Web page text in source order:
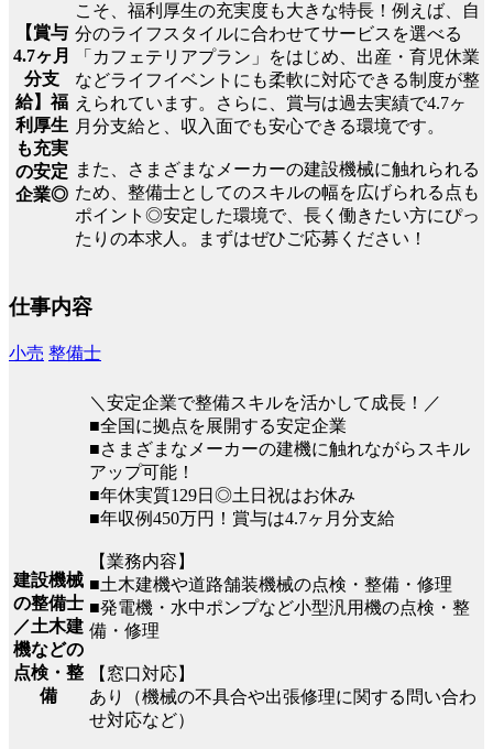
【賞与
4.7ヶ月
分支
給】福
利厚生
も充実
の安定
企業◎
こそ、福利厚生の充実度も大きな特長！例えば、自
分のライフスタイルに合わせてサービスを選べる
「カフェテリアプラン」をはじめ、出産・育児休業
などライフイベントにも柔軟に対応できる制度が整
えられています。さらに、賞与は過去実績で4.7ヶ
月分支給と、収入面でも安心できる環境です。
また、さまざまなメーカーの建設機械に触れられる
ため、整備士としてのスキルの幅を広げられる点も
ポイント◎安定した環境で、長く働きたい方にぴっ
たりの本求人。まずはぜひご応募ください！
仕事内容
小売 整備士
建設機械
の整備士
／土木建
機などの
点検・整
備
＼安定企業で整備スキルを活かして成長！／
■全国に拠点を展開する安定企業
■さまざまなメーカーの建機に触れながらスキル
アップ可能！
■年休実質129日◎土日祝はお休み
■年収例450万円！賞与は4.7ヶ月分支給
【業務内容】
■土木建機や道路舗装機械の点検・整備・修理
■発電機・水中ポンプなど小型汎用機の点検・整
備・修理
【窓口対応】
あり（機械の不具合や出張修理に関する問い合わ
せ対応など）